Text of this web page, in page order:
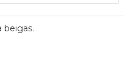
beigas.